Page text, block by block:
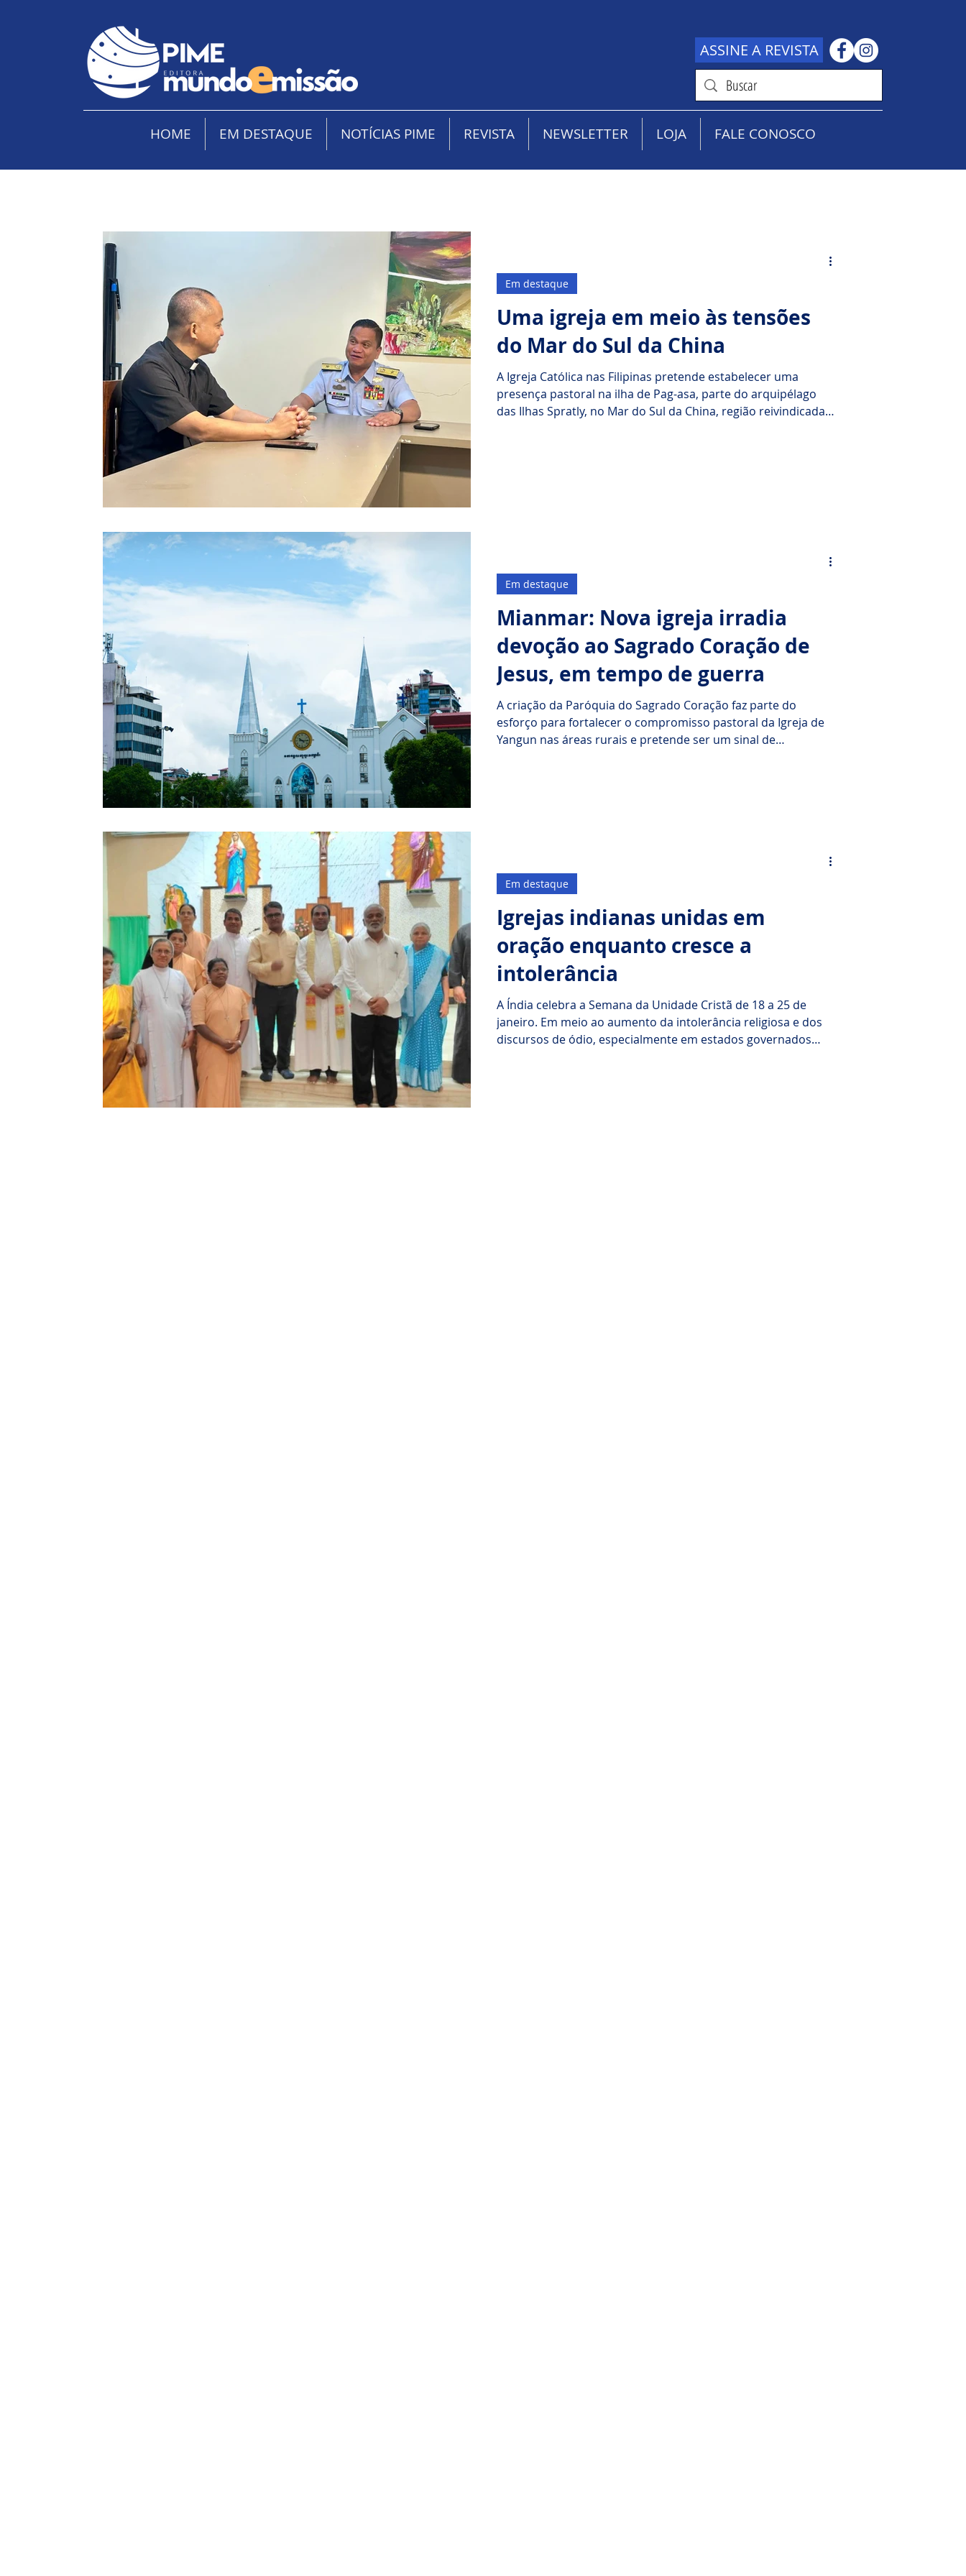
ASSINE A REVISTA
HOME EM DESTAQUE NOTÍCIAS PIME REVISTA NEWSLETTER LOJA FALE CONOSCO
EM DESTAQUE
Uma igreja em meio às tensões
do Mar do Sul da China
A Igreja Católica nas Filipinas pretende estabelecer uma
presença pastoral na ilha de Pag-asa, parte do arquipélago
das Ilhas Spratly, no Mar do Sul da China, região reivindicada
Em destaque
Mianmar: Nova igreja irradia
devoção ao Sagrado Coração de
Jesus, em tempo de guerra
A criação da Paróquia do Sagrado Coração faz parte do
esforço para fortalecer o compromisso pastoral da Igreja de
Yangun nas áreas rurais e pretende ser um sinal de
Em destaque
Igrejas indianas unidas em
oração enquanto cresce a
intolerância
A Índia celebra a Semana da Unidade Cristã de 18 a 25 de
janeiro. Em meio ao aumento da intolerância religiosa e dos
discursos de ódio, especialmente em estados governados
Em destaque